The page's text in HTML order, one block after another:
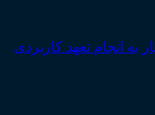
انجام تعهد کاربردی